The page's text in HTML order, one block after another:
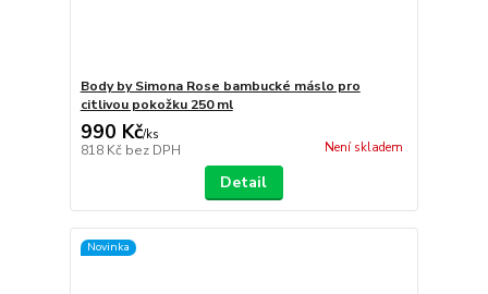
Body by Simona Rose bambucké máslo pro
citlivou pokožku 250 ml
990 Kč/ks
818 Kč bez DPH Není skladem
Detail
Novinka